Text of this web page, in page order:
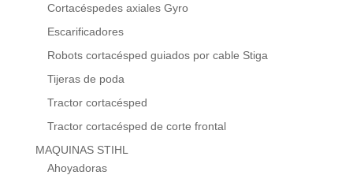
Cortacéspedes axiales Gyro
Escarificadores
Robots cortacésped guiados por cable Stiga
Tijeras de poda
Tractor cortacésped
Tractor cortacésped de corte frontal
MAQUINAS STIHL
Ahoyadoras